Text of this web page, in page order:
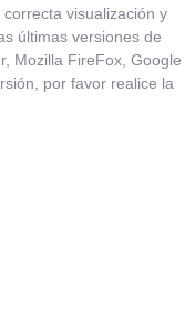
visualización y
últimas versiones de
Mozilla FireFox, Google
por favor realice la